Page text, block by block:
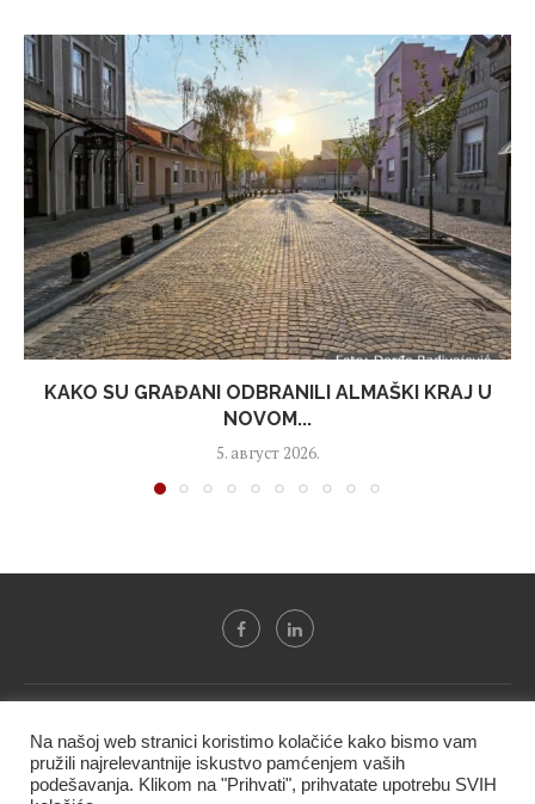
KAKO SU GRAĐANI ODBRANILI ALMAŠKI KRAJ U
NOVOM...
5. август 2026.
BIF PRESS doo" i ne smeju se presnositi niti koristiti, delimično
ni u celosti, bez izričite dozvole kompanije.
Na našoj web stranici koristimo kolačiće kako bismo vam
pružili najrelevantnije iskustvo pamćenjem vaših
podešavanja. Klikom na "Prihvati", prihvatate upotrebu SVIH